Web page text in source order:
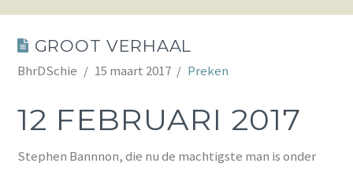
GROOT VERHAAL
BhrDSchie 15 maart 2017 Preken
12 FEBRUARI 2017
Stephen Bannnon, die nu de machtigste man is onder